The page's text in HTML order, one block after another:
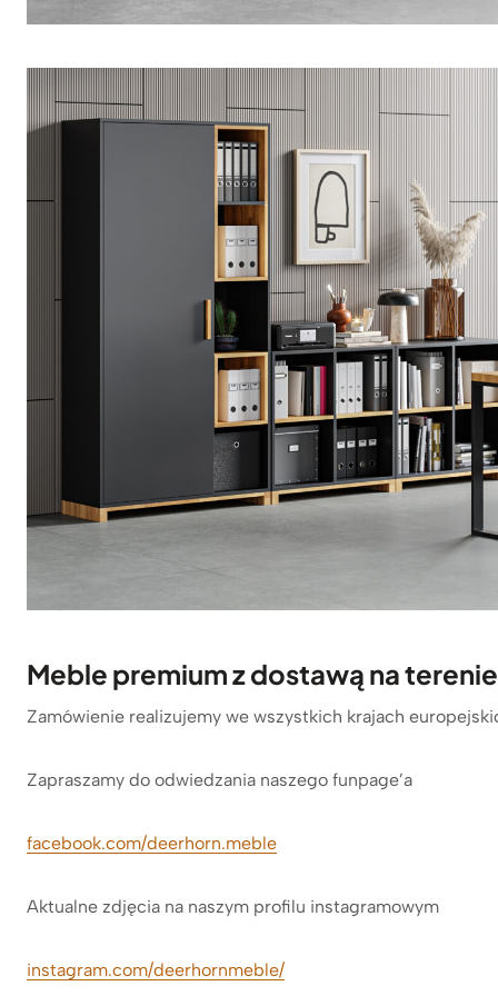
Meble premium z dostawą na
Zamówienie realizujemy we wszystkich krajach
Zapraszamy do odwiedzania naszego funpage’a
facebook.com/deerhorn.meble
Aktualne zdjęcia na naszym profilu instagramowym
instagram.com/deerhornmeble/